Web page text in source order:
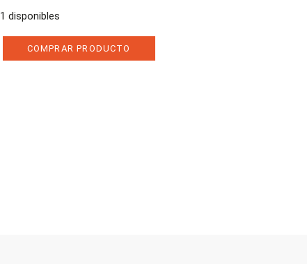
1 disponibles
COMPRAR PRODUCTO